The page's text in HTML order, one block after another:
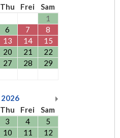
Thu Frei
Sam
1
6 7
8
13 14
15
20 21
22
27 28
29
2026
Thu Frei
Sam
3 4
5
10 11
12